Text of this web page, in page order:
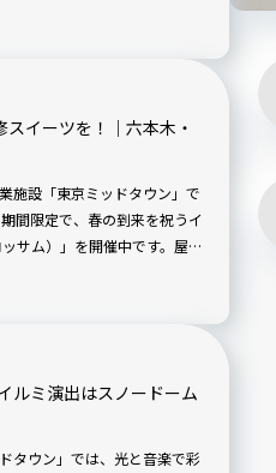
イーツを！｜六本木・
施設「東京ミッドタウン」で
間限定で、春の到来を祝うイ
サム）」を開催中です。屋外
ルミ演出はスノードーム
タウン」では、光と音楽で彩